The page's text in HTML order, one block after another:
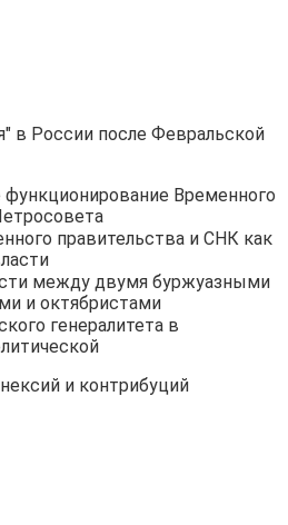
в России после Февральской
Временного
правительства и СНК как
между двумя буржуазными
и октябристами
генералитета в
и контрибуций